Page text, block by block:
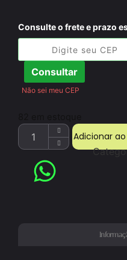
Consulte o frete e prazo
Consultar
Não sei meu CEP
Adicionar